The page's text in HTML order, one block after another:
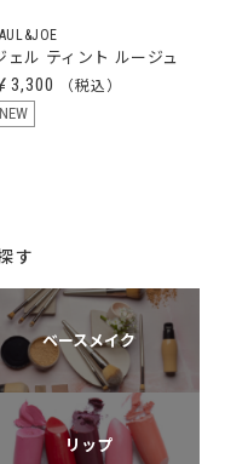
ェル ティント ルージュ
3,300
NEW
す
ベースメイク
リップ